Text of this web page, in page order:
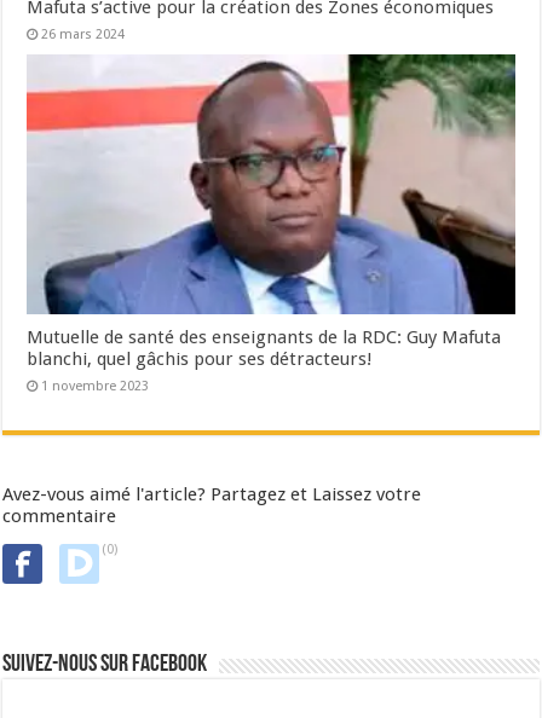
Mafuta s’active pour la création des Zones économiques
26 mars 2024
Mutuelle de santé des enseignants de la RDC: Guy Mafuta
blanchi, quel gâchis pour ses détracteurs!
1 novembre 2023
Avez-vous aimé l'article? Partagez et Laissez votre
commentaire
(0)
Suivez-nous sur Facebook